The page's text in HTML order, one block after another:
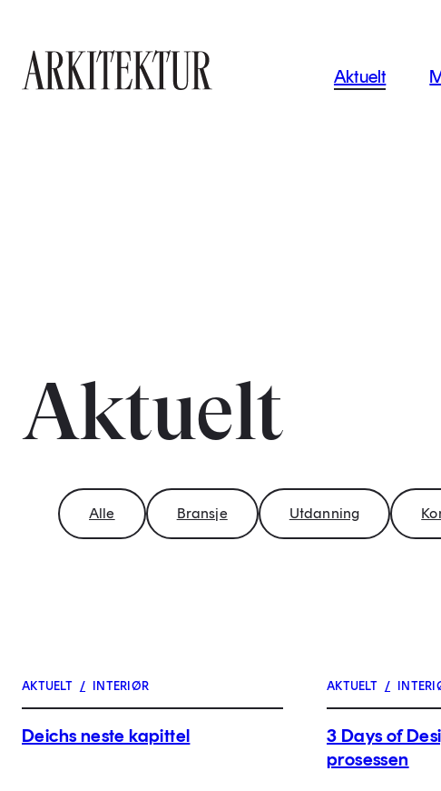
Aktuelt
Aktuelt
Alle Bransje Utdanning
AKTUELT / INTERIØR
Deichs neste kapittel
AKTUELT /
3 Days of
prosessen